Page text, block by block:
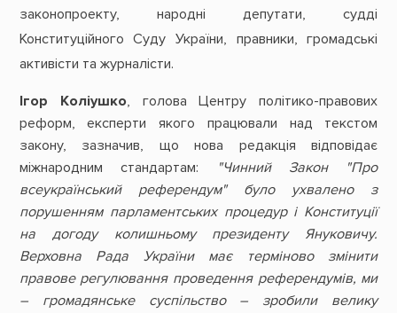
законопроекту, народні депутати, судді
Конституційного Суду України, правники, громадські
активісти та журналісти.
Ігор Коліушко, голова Центру політико-правових
реформ, експерти якого працювали над текстом
закону, зазначив, що нова редакція відповідає
міжнародним стандартам:
"Чинний Закон "Про
всеукраїнський референдум" було ухвалено з
порушенням парламентських процедур і Конституції
на догоду колишньому президенту Януковичу.
Верховна Рада України має терміново змінити
правове регулювання проведення референдумів, ми
– громадянське суспільство – зробили велику